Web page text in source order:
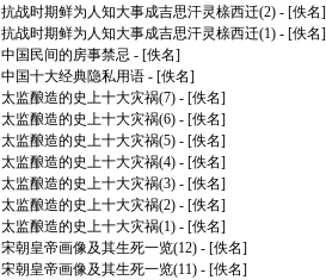
抗战时期鲜为人知大事成吉思汗灵榇西迁(2) - [佚名]
抗战时期鲜为人知大事成吉思汗灵榇西迁(1) - [佚名]
中国民间的房事禁忌 - [佚名]
中国十大经典隐私用语 - [佚名]
太监酿造的史上十大灾祸(7) - [佚名]
太监酿造的史上十大灾祸(6) - [佚名]
太监酿造的史上十大灾祸(5) - [佚名]
太监酿造的史上十大灾祸(4) - [佚名]
太监酿造的史上十大灾祸(3) - [佚名]
太监酿造的史上十大灾祸(2) - [佚名]
太监酿造的史上十大灾祸(1) - [佚名]
宋朝皇帝画像及其生死一览(12) - [佚名]
宋朝皇帝画像及其生死一览(11) - [佚名]